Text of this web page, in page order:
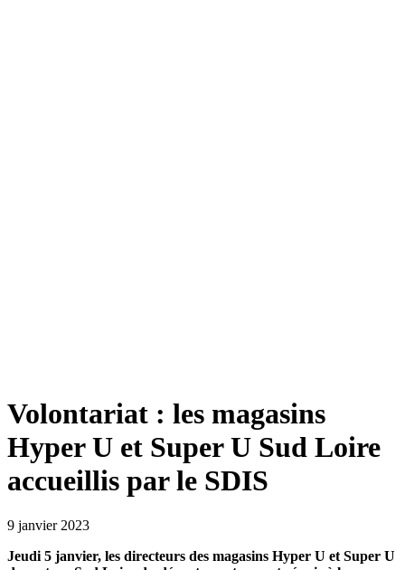
Volontariat : les magasins
Hyper U et Super U Sud Loire
accueillis par le SDIS
9 janvier 2023
Jeudi 5 janvier, les directeurs des magasins Hyper U et Super U